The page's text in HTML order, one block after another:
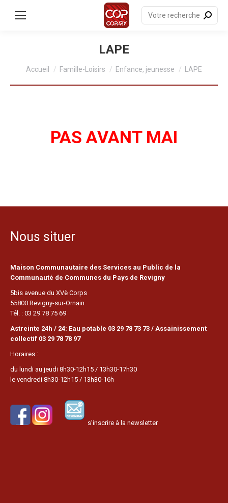
principal
Recherche
:
LAPE
Accueil Famille-Loisirs Enfance, jeunesse LAPE
PAS AVANT MAI
Nous situer
Maison Communautaire des Services au Public de la
Communauté de Communes du Pays de Revigny
5bis avenue du XVè Corps
55800 Revigny-sur-Ornain
Tél. : 03 29 78 75 69
Astreinte 24h / 24: Eau potable 03 29 78 73 73 / Assainissement
collectif 03 29 78 78 97
Horaires :
du lundi au jeudi 8h30-12h15 / 13h30-17h30
le vendredi 8h30-12h15 / 13h30-16h
s’inscrire à la newsletter